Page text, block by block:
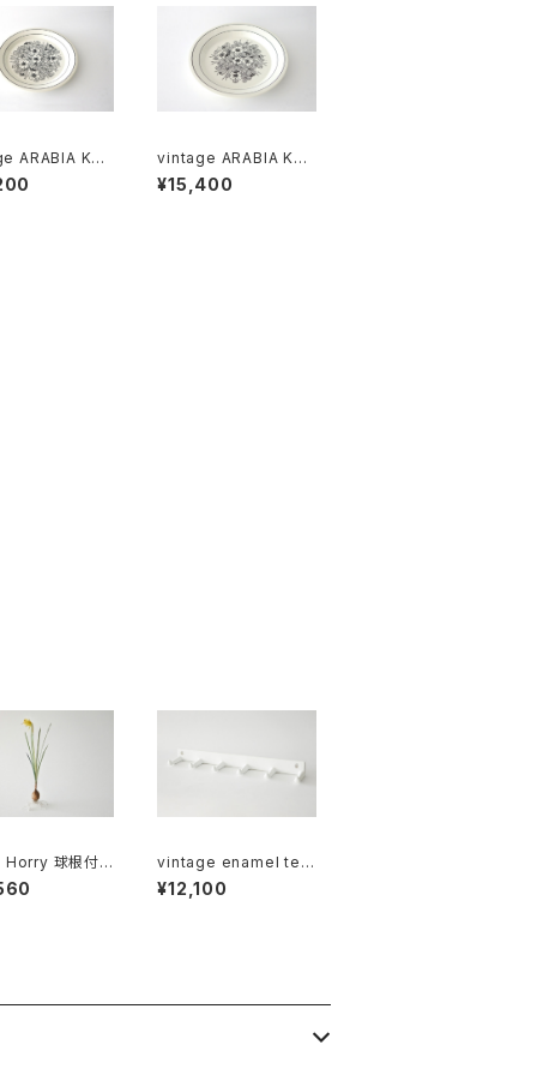
ARABIA KR
20cm /
ージ アラビア
vintage ARABIA KR
OKUS Plate 24cm /
ヴィンテージ アラビア
¥15,400
Horry 球根付き
イセン (1輪)
vintage enamel tea
towel rack sextuple
/ ヴィンテージ ホーロ
¥12,100